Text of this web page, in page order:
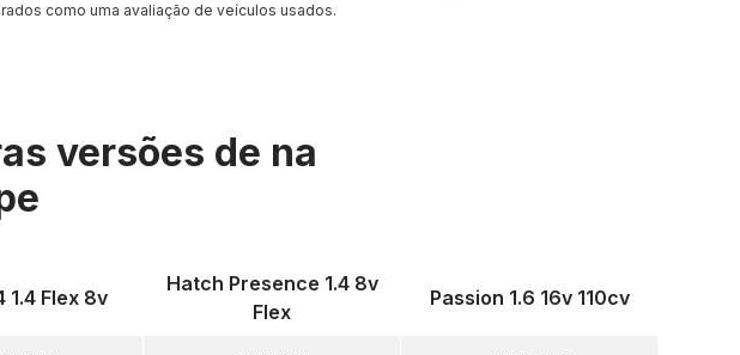
como uma avaliação de veículos usados.
versões de na
1.4 Flex 8v
Hatch Presence 1.4 8v
Flex
Passion 1.6 16v 110cv